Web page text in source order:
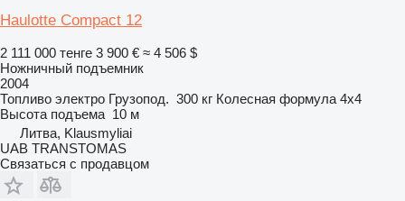
Haulotte Compact 12
2 111 000 тенге 3 900 € ≈ 4 506 $
Ножничный подъемник
2004
Топливо электро Грузопод. 300 кг Колесная формула 4x4
Высота подъема 10 м
Литва, Klausmyliai
UAB TRANSTOMAS
Связаться с продавцом